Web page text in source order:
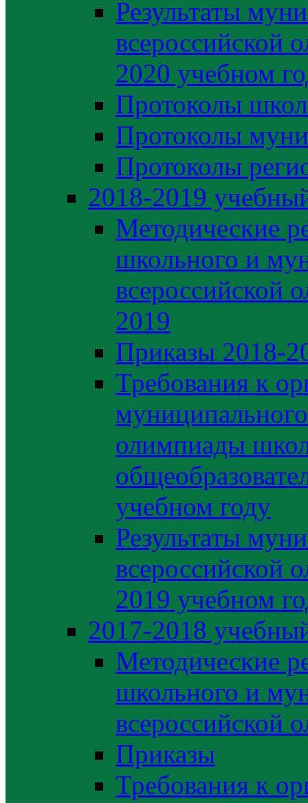
Результаты
всероссийской
2020 учебном
Протоколы
Протоколы
Протоколы
2018-2019
Методические
школьного и
всероссийской
2019
Приказы 2018-
Требования к
олимпиады
учебном году
Результаты
всероссийской
2019 учебном
2017-2018
Методические
школьного и
всероссийской
Приказы
Требования к